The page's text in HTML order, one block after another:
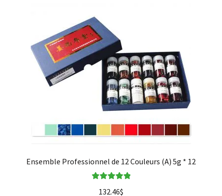
Ensemble Professionnel de 12 Couleurs (A) 5g * 12
132.46$